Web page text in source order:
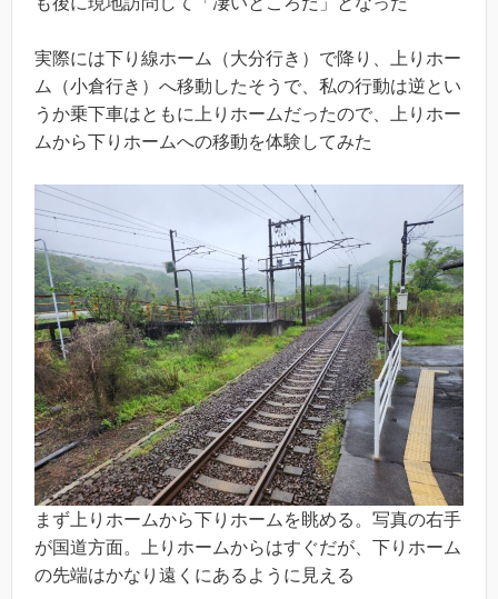
実際には下り線ホーム（大分行き）で降り、上りホー
ム（小倉行き）へ移動したそうで、私の行動は逆とい
うか乗下車はともに上りホームだったので、上りホー
ムから下りホームへの移動を体験してみた
まず上りホームから下りホームを眺める。写真の右手
が国道方面。上りホームからはすぐだが、下りホーム
の先端はかなり遠くにあるように見える